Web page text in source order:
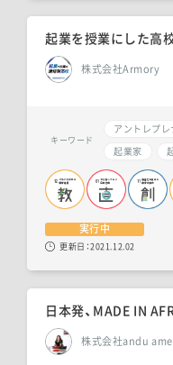
起業を授業にした高
株式会社Armory
キーワード
アントレプ
起業家
実行中
更新日：2021.12.02
日本発、MADE IN
株式会社andu